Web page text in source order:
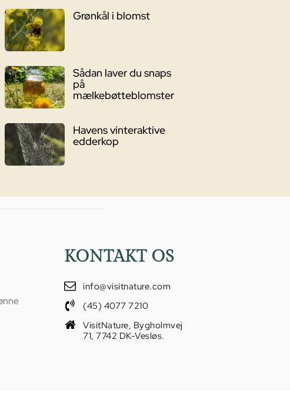
Grønkål i blomst
Sådan laver du snaps
på
mælkebøtteblomster
Havens vinteraktive
edderkop
KONTAKT OS
info@visitnature.com
(45) 4077 7210
VisitNature, Bygholmvej
71, 7742 DK-Vesløs.